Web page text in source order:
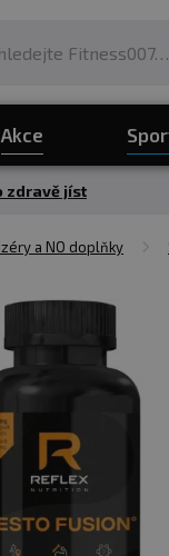
Akce
zdravě jíst
a NO doplňky